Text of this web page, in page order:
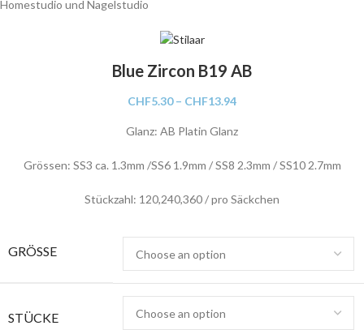
Blue Zircon B19 AB
CHF5.30 – CHF13.94
Glanz: AB Platin Glanz
Grössen: SS3 ca. 1.3mm /SS6 1.9mm / SS8 2.3mm / SS10 2.7mm
Stückzahl: 120,240,360 / pro Säckchen
GRÖSSE
STÜCKE